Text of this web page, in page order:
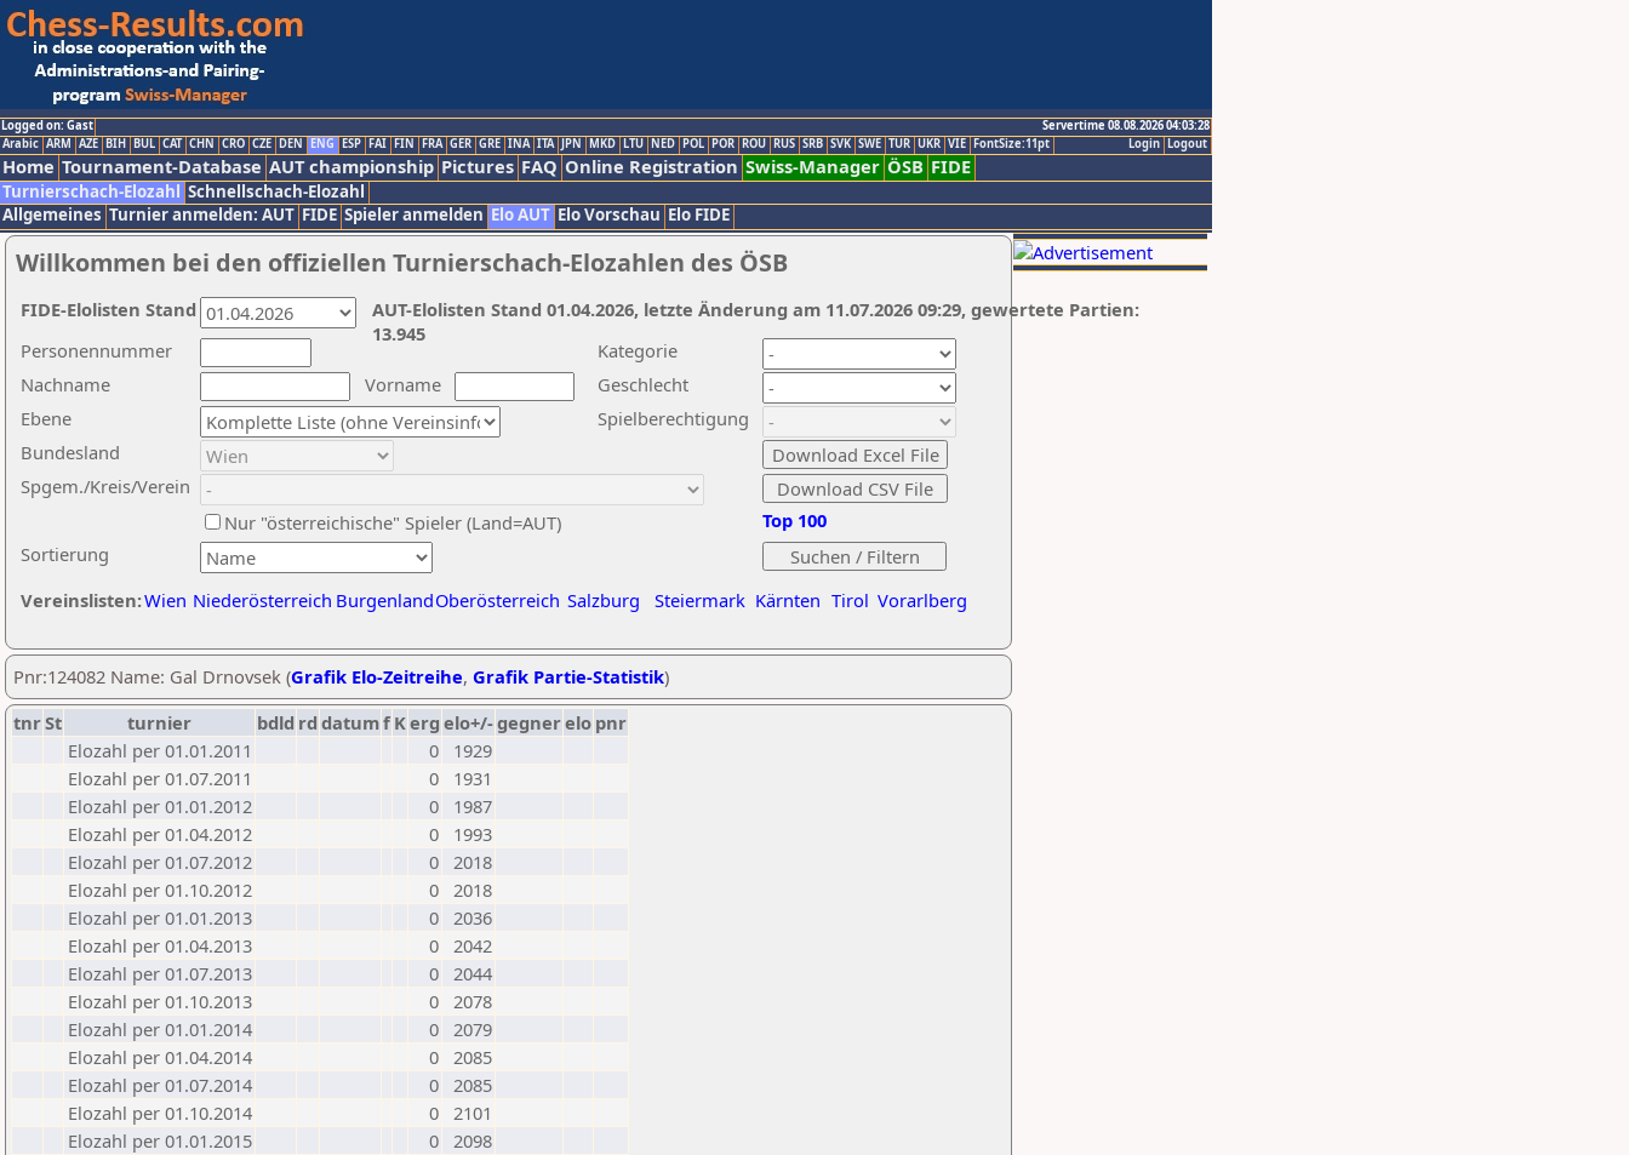
Logged on: Gast
Servertime 08.08.2026 04:03:28
Logout
Login
Arabic ARM AZE BIH BUL CAT CHN CRO CZE DEN ENG ESP FAI FIN FRA GER GRE INA ITA JPN MKD LTU NED POL POR ROU RUS SRB SVK SWE TUR UKR VIE FontSize:11pt
Home Tournament-Database AUT championship Pictures FAQ Online Registration Swiss-Manager ÖSB FIDE
Turnierschach-Elozahl Schnellschach-Elozahl
Allgemeines Turnier anmelden: AUT FIDE Spieler anmelden Elo AUT Elo Vorschau Elo FIDE
Willkommen bei den offiziellen Turnierschach-Elozahlen des ÖSB
Nachname
Vorname
Ebene
Kategorie
Sortierung
Personennummer
Bundesland
Spgem./Kreis/Verein
Geschlecht
Nur "österreichische" Spieler (Land=AUT)
Spielberechtigung
Vereinslisten:Wien Niederösterreich BurgenlandOberösterreich Salzburg Steiermark Kärnten Tirol Vorarlberg
Top 100
AUT-Elolisten Stand 01.04.2026, letzte Änderung am 11.07.2026 09:29, gewertete Partien:
13.945
FIDE-Elolisten Stand
Pnr:124082 Name: Gal Drnovsek (Grafik Elo-Zeitreihe, Grafik Partie-Statistik)
tnrSt turnier bdld rd datumf Kerg elo+/-gegnerelo pnr
Elozahl per 01.01.2011
0
1929
Elozahl per 01.07.2011
0
1931
Elozahl per 01.01.2012
0
1987
Elozahl per 01.04.2012
0
1993
Elozahl per 01.07.2012
0 2018
Elozahl per 01.10.2012
0 2018
Elozahl per 01.01.2013
0 2036
Elozahl per 01.04.2013
0 2042
Elozahl per 01.07.2013
0 2044
Elozahl per 01.10.2013
0 2078
Elozahl per 01.01.2014
0 2079
Elozahl per 01.04.2014
0 2085
Elozahl per 01.07.2014
0 2085
Elozahl per 01.10.2014
0 2101
Elozahl per 01.01.2015
0 2098